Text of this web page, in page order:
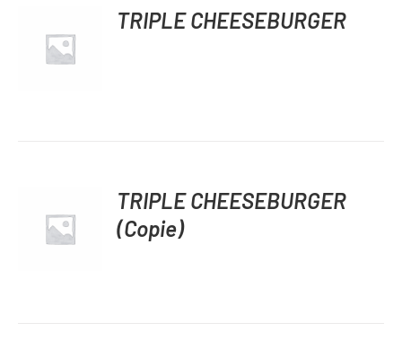
DÉTAILS
TRIPLE CHEESEBURGER
DÉTAILS
TRIPLE CHEESEBURGER
(Copie)